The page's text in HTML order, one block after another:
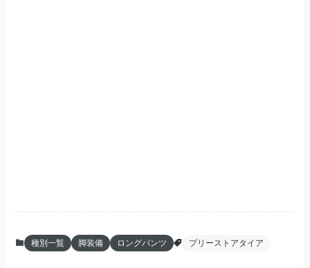
種別一覧 脚装備 ロングパンツ プリーストアタイア